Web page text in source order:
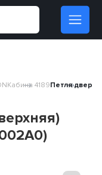
Кабина 4189Петля двери